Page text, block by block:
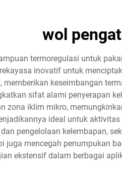
wol
termoregulasi untuk
inovatif untuk
keseimbangan
sifat alami penyerapan
zona iklim mikro,
ideal untuk
pengelolaan kelembapan,
juga mencegah penumpukan
ekstensif dalam berbagai